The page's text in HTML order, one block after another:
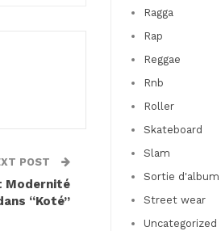
POST
Modernité
“Koté”
Ragga
Rap
Reggae
Rnb
Roller
Skateboard
Slam
Sortie d'album
Street wear
Uncategorized